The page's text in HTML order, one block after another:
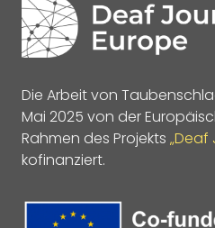
Die Arbeit von
Mai 2025 von der
Rahmen des Projekts „Deaf
kofinanziert.